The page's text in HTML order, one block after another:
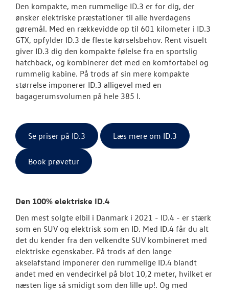
Den kompakte, men rummelige ID.3 er for dig, der
ønsker elektriske præstationer til alle hverdagens
gøremål. Med en rækkevidde op til 601 kilometer i ID.3
GTX, opfylder ID.3 de fleste kørselsbehov. Rent visuelt
giver ID.3 dig den kompakte følelse fra en sportslig
hatchback, og kombinerer det med en komfortabel og
rummelig kabine. På trods af sin mere kompakte
størrelse imponerer ID.3 alligevel med en
bagagerumsvolumen på hele 385 l.
Se priser på ID.3 Læs mere om ID.3
Book prøvetur
Den 100% elektriske ID.4
Den mest solgte elbil i Danmark i 2021 - ID.4 - er stærk
som en SUV og elektrisk som en ID. Med ID.4 får du alt
det du kender fra den velkendte SUV kombineret med
elektriske egenskaber. På trods af den lange
akselafstand imponerer den rummelige ID.4 blandt
andet med en vendecirkel på blot 10,2 meter, hvilket er
næsten lige så smidigt som den lille up!. Og med